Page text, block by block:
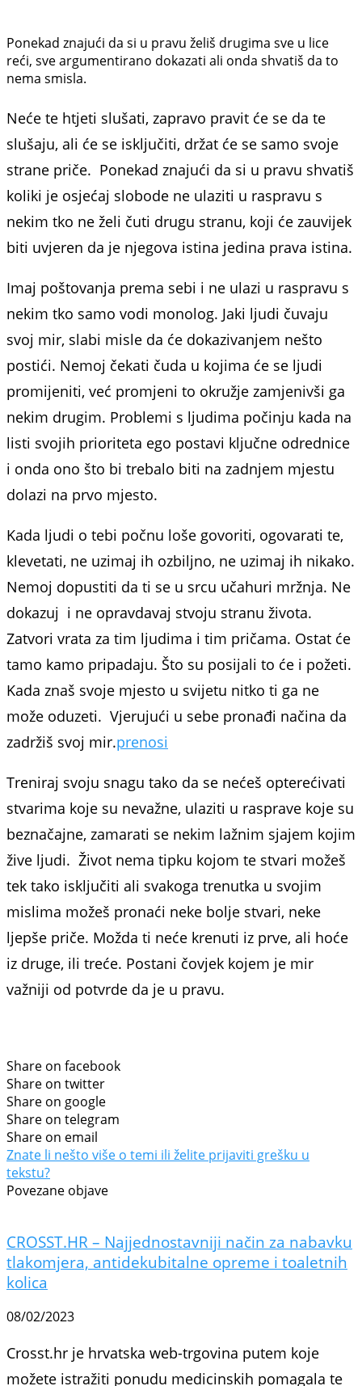
Ponekad znajući da si u pravu želiš drugima sve u lice
reći, sve argumentirano dokazati ali onda shvatiš da to
nema smisla.
Neće te htjeti slušati, zapravo pravit će se da te
slušaju, ali će se isključiti, držat će se samo svoje
strane priče. Ponekad znajući da si u pravu shvatiš
koliki je osjećaj slobode ne ulaziti u raspravu s
nekim tko ne želi čuti drugu stranu, koji će zauvijek
biti uvjeren da je njegova istina jedina prava istina.
Imaj poštovanja prema sebi i ne ulazi u raspravu s
nekim tko samo vodi monolog. Jaki ljudi čuvaju
svoj mir, slabi misle da će dokazivanjem nešto
postići. Nemoj čekati čuda u kojima će se ljudi
promijeniti, već promjeni to okružje zamjenivši ga
nekim drugim. Problemi s ljudima počinju kada na
listi svojih prioriteta ego postavi ključne odrednice
i onda ono što bi trebalo biti na zadnjem mjestu
dolazi na prvo mjesto.
Kada ljudi o tebi počnu loše govoriti, ogovarati te,
klevetati, ne uzimaj ih ozbiljno, ne uzimaj ih nikako.
Nemoj dopustiti da ti se u srcu učahuri mržnja. Ne
dokazuj i ne opravdavaj stvoju stranu života.
Zatvori vrata za tim ljudima i tim pričama. Ostat će
tamo kamo pripadaju. Što su posijali to će i požeti.
Kada znaš svoje mjesto u svijetu nitko ti ga ne
može oduzeti. Vjerujući u sebe pronađi načina da
zadržiš svoj mir.prenosi
Treniraj svoju snagu tako da se nećeš opterećivati
stvarima koje su nevažne, ulaziti u rasprave koje su
beznačajne, zamarati se nekim lažnim sjajem kojim
žive ljudi. Život nema tipku kojom te stvari možeš
tek tako isključiti ali svakoga trenutka u svojim
mislima možeš pronaći neke bolje stvari, neke
ljepše priče. Možda ti neće krenuti iz prve, ali hoće
iz druge, ili treće. Postani čovjek kojem je mir
važniji od potvrde da je u pravu.
Share on facebook
Share on twitter
Share on google
Share on telegram
Share on email
Znate li nešto više o temi ili želite prijaviti grešku u
tekstu?
Povezane objave
CROSST.HR – Najjednostavniji način za nabavku
tlakomjera, antidekubitalne opreme i toaletnih
kolica
08/02/2023
Crosst.hr je hrvatska web-trgovina putem koje
možete istražiti ponudu medicinskih pomagala te